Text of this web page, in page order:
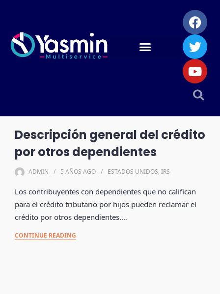
Descripción general del crédito
por otros dependientes
ADMIN 5 AÑOS AGO ESTADOS UNIDOS, IRS
Los contribuyentes con dependientes que no califican
para el crédito tributario por hijos pueden reclamar el
crédito por otros dependientes.…
CONTINUE READING